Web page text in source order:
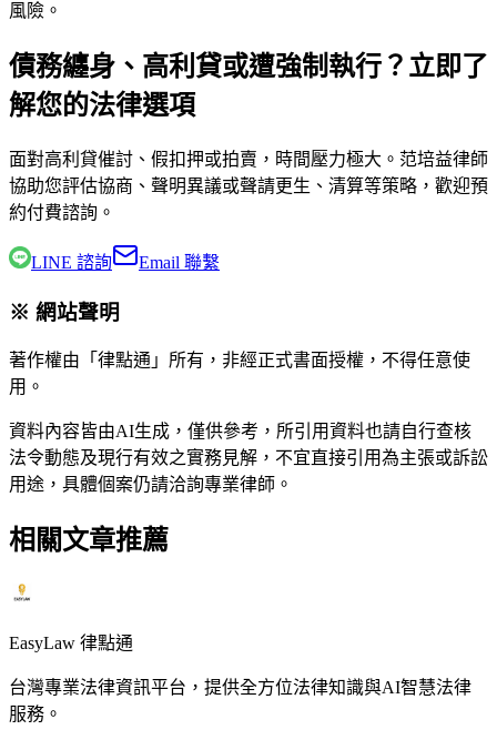
風險。
債務纏身、高利貸或遭強制執行？立即了
解您的法律選項
面對高利貸催討、假扣押或拍賣，時間壓力極大。 范培益律師
協助您評估協商、聲明異議或聲請更生、清算等策略，歡迎預
約付費諮詢。
LINE 諮詢 Email 聯繫
※ 網站聲明
著作權由「律點通」所有，非經正式書面授權，不得任意使
用。
資料內容皆由AI生成，僅供參考，所引用資料也請自行查核
法令動態及現行有效之實務見解，不宜直接引用為主張或訴訟
用途，具體個案仍請洽詢專業律師。
相關文章推薦
EasyLaw 律點通
台灣專業法律資訊平台，提供全方位法律知識與AI智慧法律
服務。